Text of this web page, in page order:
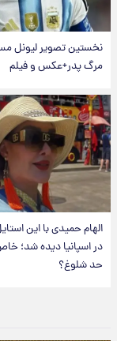
نخستین تصویر لیونل
مرگ پدر+عکس و فیلم
الهام حمیدی با این
در اسپانیا دیده شد؛
حد شلوغ؟